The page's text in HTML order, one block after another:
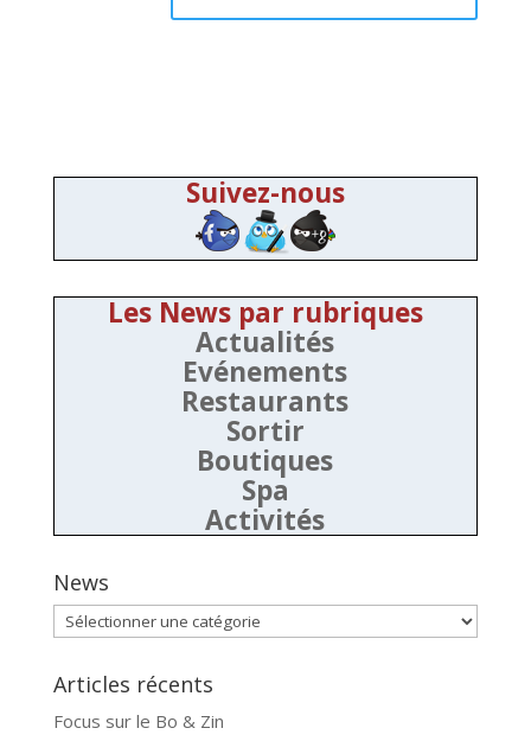
Suivez-nous
Les News par rubriques
Actualités
Evénements
Restaurants
Sortir
Boutiques
Spa
Activités
News
News
Articles récents
Focus sur le Bo & Zin